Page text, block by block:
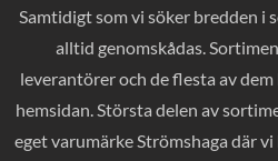
Samtidigt som vi söker bredden i
alltid genomskådas.
leverantörer och de flesta av
hemsidan. Största delen av
eget varumärke Strömshaga där